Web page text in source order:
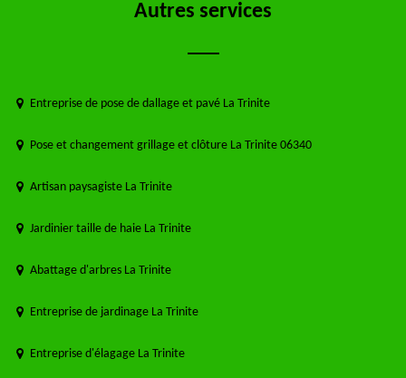
Autres services
Entreprise de pose de dallage et pavé La Trinite
Pose et changement grillage et clôture La Trinite 06340
Artisan paysagiste La Trinite
Jardinier taille de haie La Trinite
Abattage d'arbres La Trinite
Entreprise de jardinage La Trinite
Entreprise d'élagage La Trinite